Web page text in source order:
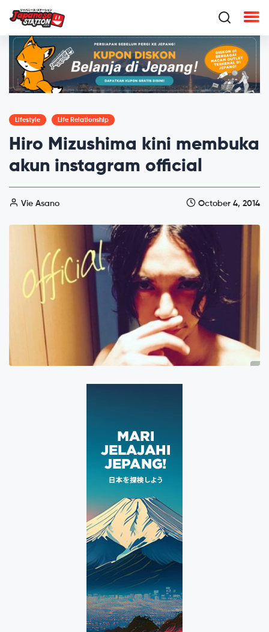
Lifestyle Life Relationship
Hiro Mizushima kini membuka
akun instagram official
Vie Asano October 4, 2014